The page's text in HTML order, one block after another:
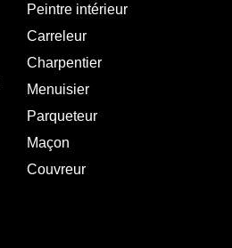
Peintre intérieur
Carreleur
Charpentier
Menuisier
Parqueteur
Maçon
Couvreur